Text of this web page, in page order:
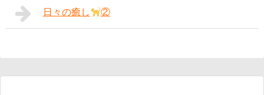
日々の癒し ②